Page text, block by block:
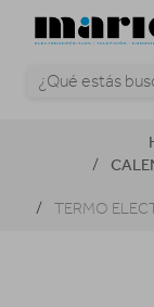
TERMO